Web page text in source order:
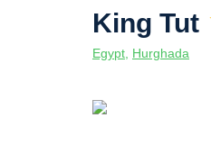
King Tut
Egypt Hurghada